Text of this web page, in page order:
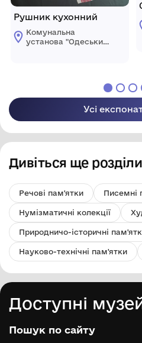
Рушник кухонний
Комунальна
установа "Одеський
Усі
Дивіться ще розділи
Речові пам'ятки Писемні
Нумізматичні колекції
Природничо-історичні
Науково-технічні пам'ятки
Доступні
Пошук по сайту